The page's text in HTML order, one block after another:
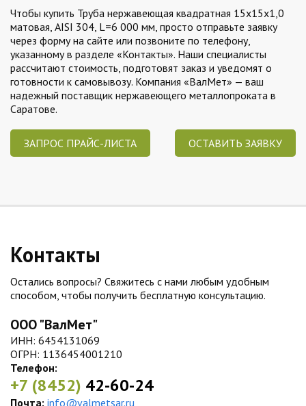
Чтобы купить Труба нержавеющая квадратная 15х15х1,0
матовая, AISI 304, L=6 000 мм, просто отправьте заявку
через форму на сайте или позвоните по телефону,
указанному в разделе «Контакты». Наши специалисты
рассчитают стоимость, подготовят заказ и уведомят о
готовности к самовывозу. Компания «ВалМет» — ваш
надежный поставщик нержавеющего металлопроката в
Саратове.
ЗАПРОС ПРАЙС-ЛИСТА ОСТАВИТЬ ЗАЯВКУ
Контакты
Остались вопросы? Свяжитесь с нами любым удобным
способом, чтобы получить бесплатную консультацию.
ООО "ВалМет"
ИНН: 6454131069
ОГРН: 1136454001210
Телефон:
+7 (8452) 42-60-24
Почта: info@valmetsar.ru